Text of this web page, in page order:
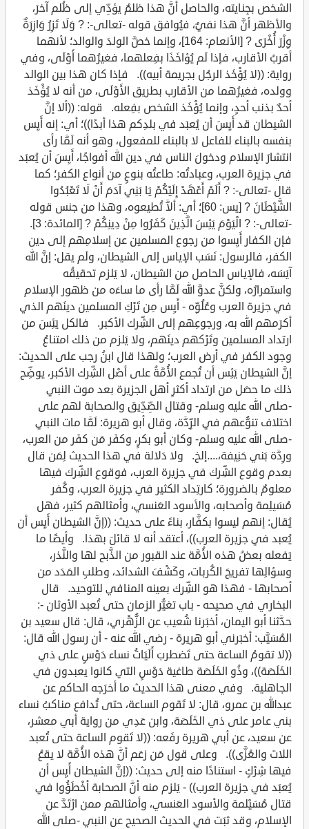
الشخص بجِنايته، والحاصل أنَّ هذا ظلمٌ يؤدِّي إلى ظُلم آخرَ،
والأظهر أنَّ هذا نفيٌ، فيُوافق قوله -تعالى-: ? وَلَا تَزِرُ وَازِرَةٌ
وِزْرَ أُخْرَى ? [الأنعام: 164]، وإنما خصَّ الولدَ والوالد؛ لأنهما
أقربُ الأقارب، فإذا لَم يُؤاخَذَا بفِعلهما، فغيرُهما أَوْلَى، وفي
رواية: ((لا يُؤْخَذ الرجُل بجريمة أبيه)). فإذا كان هذا بين الوالد
وولده، فغيرُهما من الأقارب بطريق الأَوْلَى، من أنه لا يُؤْخَذ
أحدٌ بذنب أحدٍ، وإنما يُؤْخَذ الشخص بفِعله. قوله: ((ألا إنَّ
الشيطان قد أَيِسَ أن يُعبَد في بلدِكم هذا أبدًا))؛ أي: إنه أَيِس
بنفسه بالبناء للفاعل لا بالبناء للمفعول، وهو أنه لَمَّا رأى
انتشارَ الإسلام ودخولَ الناس في دين الله أفواجًا، أَيِسَ أن يُعبَد
في جزيرة العرب، وعبادتُه: طاعتُه بنوعٍ من أنواع الكفر؛ كما
قال -تعالى-: ? أَلَمْ أَعْهَدْ إِلَيْكُمْ يَا بَنِي آدَمَ أَنْ لَا تَعْبُدُوا
الشَّيْطَانَ ? [يس: 60]؛ أي: ألاَّ تُطيعوه، وهذا من جنس قوله
-تعالى-: ? الْيَوْمَ يَئِسَ الَّذِينَ كَفَرُوا مِنْ دِينِكُمْ ? [المائدة: 3].
فإن الكفار أَيِسوا من رجوع المسلمين عن إسلامِهم إلى دين
الكفر، فالرسول: نَسَب الإياس إلى الشيطان، ولَم يقل: إنَّ الله
آيَسَه، فالإياس الحاصل من الشيطان، لا يَلزم تحقيقُه
واستمرارُه، ولكنَّ عدوَّ الله لَمَّا رأى ما ساءَه من ظهور الإسلام
في جزيرة العرب وعُلُوِّه - أَيِس مِن تَرْكِ المسلمين دينَهم الذي
أكرَمهم الله به، ورجوعِهم إلى الشِّرك الأكبر. فالكل يَئِسَ من
ارتداد المسلمين وتَرْكهم دينَهم، ولا يَلزم من ذلك امتناعُ
وجود الكفر في أرض العرب؛ ولهذا قال ابنُ رجب على الحديث:
إنَّ الشيطان يَئِس أن تُجمع الأُمَّةُ على أصْل الشِّرك الأكبر، يوضِّح
ذلك ما حصَل من ارتداد أكثرِ أهل الجزيرة بعد موت النبي
-صلى الله عليه وسلم- وقتال الصِّدِّيق والصحابة لهم على
اختلاف تنوُّعهم في الرِّدَّة، وقال أبو هريرة: لَمَّا مات النبي
-صلى الله عليه وسلم- وكان أبو بكرٍ، وكفَر مَن كفَر من العرب،
ورِدَّة بَني حَنِيفة،....إلخ. ولا دَلالة في هذا الحديث لِمَن قال
بعدم وقوع الشِّرك في جزيرة العرب، فوقوع الشِّرك فيها
معلومٌ بالضرورة؛ كارتِداد الكثير في جزيرة العرب، وكُفر
مُسَيلِمة وأصحابه، والأسود العَنسي، وأمثالهم كثير، فهل
يُقال: إنهم ليسوا بكفَّار، بناءً على حديث: ((إنَّ الشيطان أَيِس أن
يُعبد في جزيرة العرب))، أعتقد أنه لا قائلَ بهذا. وأيضًا ما
يَفعله بعضُ هذه الأُمَّة عند القبور من الذَّبح لها والنَّذر،
وسؤالِها تفريجَ الكُربات، وكَشْفَ الشدائد، وطلبِ المَدَد من
أصحابها - فهذا هو الشِّرك بعينه المنافي للتوحيد. قال
البخاري في صحيحه - باب تغيُّر الزمان حتى تُعبد الأوثان -:
حدَّثنا أبو اليمان، أخبَرنا شُعيب عن الزُّهْري، قال: قال سعيد بن
المُسَيَّب: أخبَرني أبو هريرة - رضي الله عنه - أن رسول الله قال:
((لا تقومُ الساعة حتى تَضطربَ أَلَيَاتُ نساء دَوْسٍ على ذي
الخَلَصَة))، وذُو الخَلَصَة طاغية دَوْسٍ التي كانوا يعبدون في
الجاهلية. وفي معنى هذا الحديث ما أخرَجه الحاكم عن
عبدالله بن عمرو، قال: لا تَقوم الساعة، حتى تُدافع مناكبُ نساء
بني عامر على ذي الخَلَصَة، وابن عَدِي من رواية أبي معشر،
عن سعيد، عن أبي هريرة رفَعه: ((لا تَقوم الساعة حتى تُعبد
اللات والعُزَّى)). وعلى قول مَن زعَم أنَّ هذه الأُمَّة لا يقعُ
فيها شِرْكٍ - استنادًا منه إلى حديث: ((إنَّ الشيطان أَيِس أن
يُعبَد في جزيرة العرب)) - يَلزم منه أنَّ الصحابة أخْطَؤُوا في
قتال مُسَيْلمة والأسود العَنسي، وأمثالهم ممن ارْتَدَّ عن
الإسلام، وقد ثبَت في الحديث الصحيح عن النبي -صلى الله